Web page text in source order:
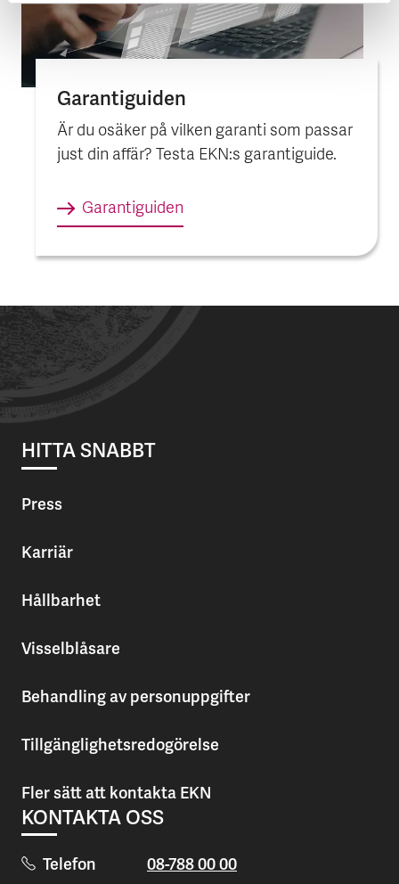
Garantiguiden
Är du osäker på vilken garanti som passar
just din affär? Testa EKN:s garantiguide.
Garantiguiden
HITTA SNABBT
Press
Karriär
Hållbarhet
Visselblåsare
Behandling av personuppgifter
Tillgänglighetsredogörelse
Fler sätt att kontakta EKN
KONTAKTA OSS
Telefon 08-788 00 00